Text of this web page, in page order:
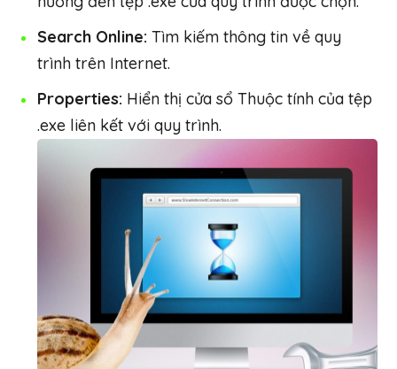
Search Online: Tìm kiếm thông tin về quy
trình trên Internet.
Properties: Hiển thị cửa sổ Thuộc tính của tệp
.exe liên kết với quy trình.